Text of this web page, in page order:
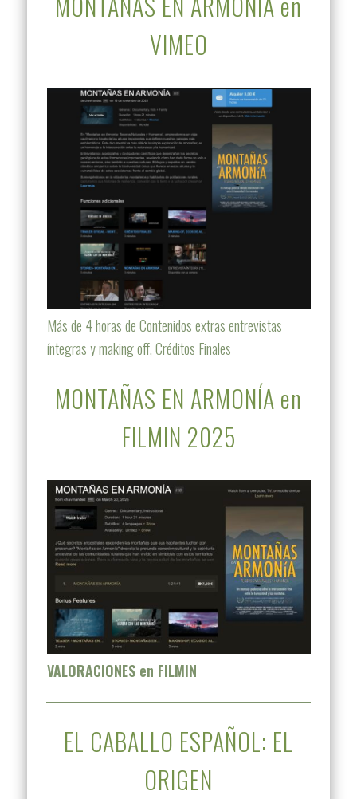
VIMEO
Más de 4 horas de Contenidos extras entrevistas
íntegras y making off, Créditos Finales
MONTAÑAS EN ARMONÍA en
FILMIN 2025
VALORACIONES en FILMIN
EL CABALLO ESPAÑOL: EL
ORIGEN